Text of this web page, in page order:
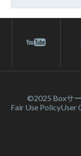
©2025 Boxサ
Fair Use PolicyUser